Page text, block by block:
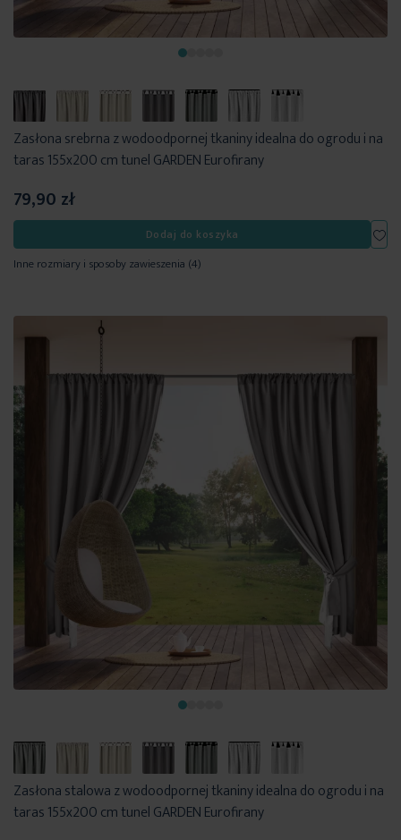
Zasłona srebrna z wodoodpornej tkaniny idealna do ogrodu i na
taras 155x200 cm tunel GARDEN Eurofirany
79,90 zł
Dodaj do koszyka
Inne rozmiary i sposoby zawieszenia (4)
Zasłona stalowa z wodoodpornej tkaniny idealna do ogrodu i na
taras 155x200 cm tunel GARDEN Eurofirany